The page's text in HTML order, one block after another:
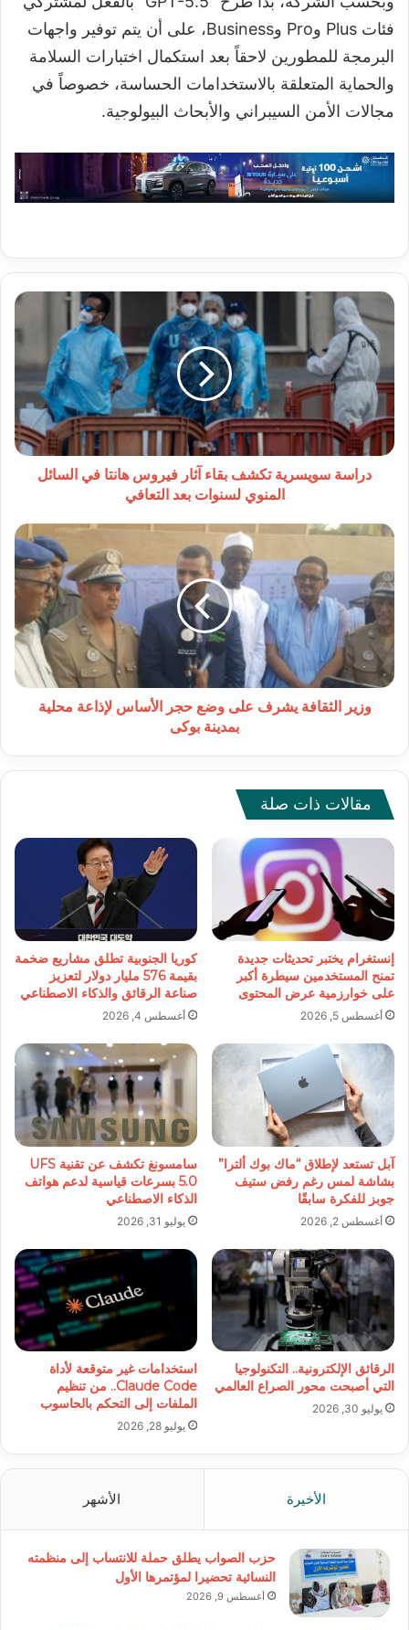
فئات Plus وPro وBusiness، على أن يتم توفير واجهات
البرمجة للمطورين لاحقاً بعد استكمال اختبارات السلامة
والحماية المتعلقة بالاستخدامات الحساسة، خصوصاً في
مجالات الأمن السيبراني والأبحاث البيولوجية.
دراسة
سويسرية
تكشف
بقاء
آثار
فيروس
هانتا
في
السائل
المنوي
التعافي
دراسة سويسرية تكشف بقاء آثار فيروس هانتا في السائل
المنوي لسنوات بعد التعافي
وزير
يشرف
على
وضع
حجر
الأساس
لإذاعة
محلية
بمدينةوزير الثقافة يشرف على وضع حجر الأساس لإذاعة محلية
بمدينة بوكى
مقالات ذات صلة
إنستغرام يختبر تحديثات جديدة
تمنح المستخدمين سيطرة أكبر
على خوارزمية عرض المحتوى
أغسطس 5, 2026
كوريا الجنوبية تطلق مشاريع ضخمة
بقيمة 576 مليار دولار لتعزيز
صناعة الرقائق والذكاء الاصطناعي
أغسطس 4, 2026
آبل تستعد لإطلاق “ماك بوك ألترا”
بشاشة لمس رغم رفض ستيف
جوبز للفكرة سابقًا
أغسطس 2, 2026
سامسونغ تكشف عن تقنية UFS
5.0 بسرعات قياسية لدعم هواتف
الذكاء الاصطناعي
يوليو 31, 2026
الرقائق الإلكترونية.. التكنولوجيا
التي أصبحت محور الصراع العالمي
يوليو 30, 2026
استخدامات غير متوقعة لأداة
Claude Code.. من تنظيم
الملفات إلى التحكم بالحاسوب
يوليو 28, 2026
الأخيرة الأشهر
حزب الصواب يطلق حملة للانتساب إلى منظمته
النسائية تحضيرا لمؤتمرها الأول
أغسطس 9, 2026